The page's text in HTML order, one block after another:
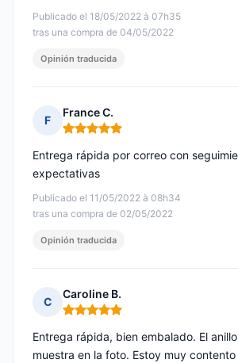
Publicado el 18/05/2022 à 07h35
tras una compra de 04/05/2022
Opinión traducida
F
France C.
Nota: 5 de 5
Publicado el 11/05/2022 à 08h34
tras una compra de 02/05/2022
Entrega rápida por correo con
expectativas
Opinión traducida
C
Caroline B.
Nota: 5 de 5
Entrega rápida, bien embalado. El
muestra en la foto. Estoy muy contento